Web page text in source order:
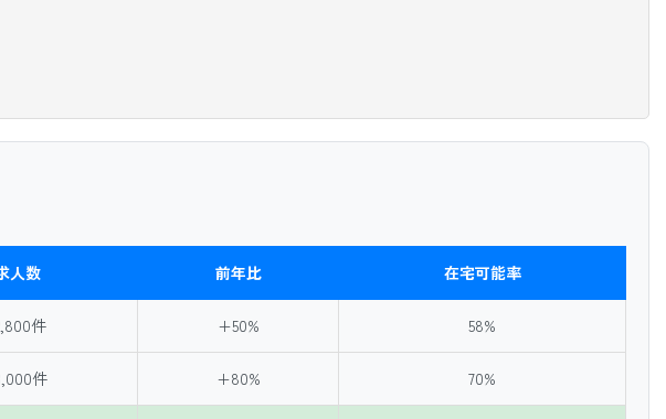
人数 前年比 在宅可能率
件 +50% 58%
件 +80% 70%